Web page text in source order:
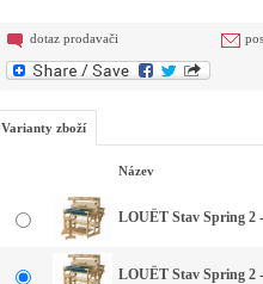
dotaz prodavači
Varianty zboží
Název
LOUËT Stav Spring 2
LOUËT Stav Spring 2